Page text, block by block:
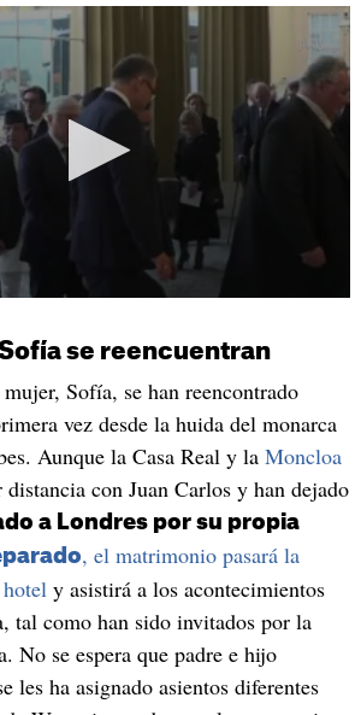
se reencuentran
Sofía, se han reencontrado
vez desde la huida del monarca
Aunque la Casa Real y la Moncloa
con Juan Carlos y han dejado
a Londres por su propia
, el matrimonio pasará la
y asistirá a los acontecimientos
tal como han sido invitados por la
No se espera que padre e hijo
les ha asignado asientos diferentes